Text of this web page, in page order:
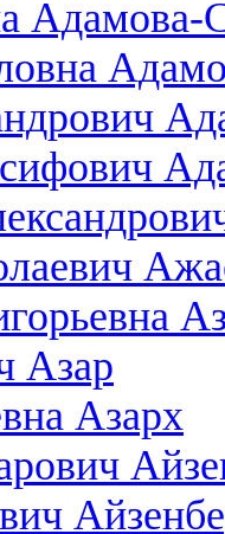
Адамова-
Азар
Азарх